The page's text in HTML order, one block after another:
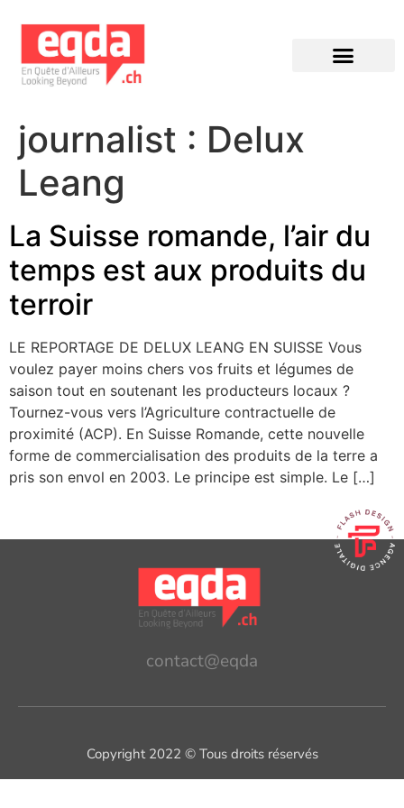
journalist : Delux
Leang
La Suisse romande, l’air du
temps est aux produits du
terroir
LE REPORTAGE DE DELUX LEANG EN SUISSE Vous
voulez payer moins chers vos fruits et légumes de
saison tout en soutenant les producteurs locaux ?
Tournez-vous vers l’Agriculture contractuelle de
proximité (ACP). En Suisse Romande, cette nouvelle
forme de commercialisation des produits de la terre a
pris son envol en 2003. Le principe est simple. Le […]
contact@eqda
Copyright 2022 © Tous droits réservés